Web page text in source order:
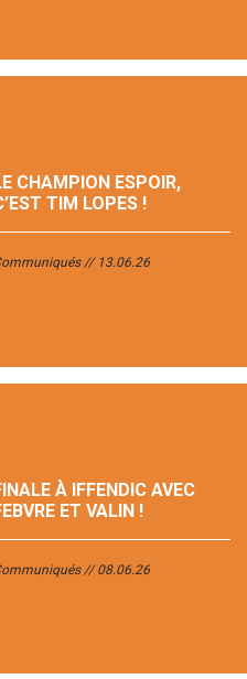
CHAMPION ESPOIR,
TIM LOPES !
13.06.26
À IFFENDIC AVEC
ET VALIN !
08.06.26